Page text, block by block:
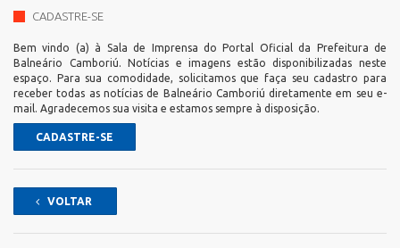
CADASTRE-SE
Bem vindo (a) à Sala de Imprensa do Portal Oficial da Prefeitura de
Balneário Camboriú. Notícias e imagens estão disponibilizadas neste
espaço. Para sua comodidade, solicitamos que faça seu cadastro para
receber todas as notícias de Balneário Camboriú diretamente em seu e-
mail. Agradecemos sua visita e estamos sempre à disposição.
CADASTRE-SE
VOLTAR